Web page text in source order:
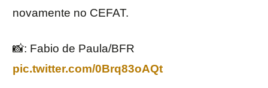
novamente no CEFAT.
📸: Fabio de Paula/BFR
pic.twitter.com/0Brq83oAQt